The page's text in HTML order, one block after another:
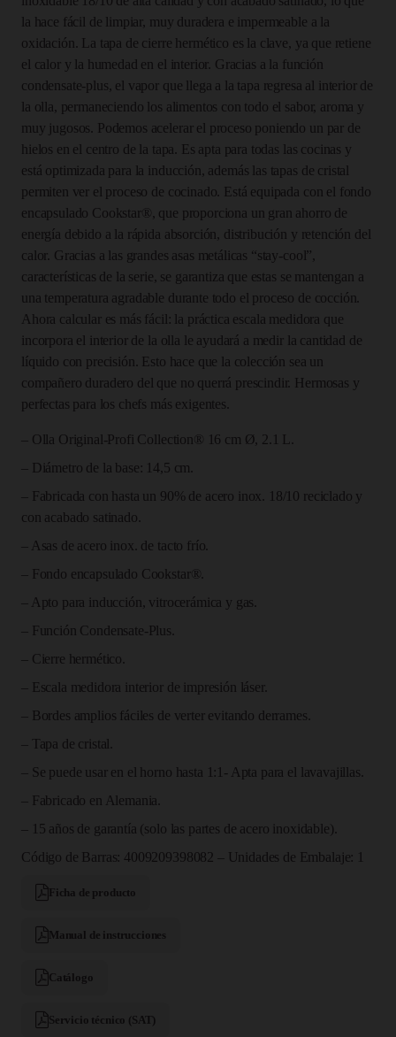
2,1 L
TAPA
DE
CRISTAL
|
FISSLER
cantidad
la hace fácil de limpiar, muy duradera e impermeable a la
oxidación. La tapa de cierre hermético es la clave, ya que retiene
el calor y la humedad en el interior. Gracias a la función
condensate-plus, el vapor que llega a la tapa regresa al interior de
la olla, permaneciendo los alimentos con todo el sabor, aroma y
muy jugosos. Podemos acelerar el proceso poniendo un par de
hielos en el centro de la tapa. Es apta para todas las cocinas y
está optimizada para la inducción, además las tapas de cristal
permiten ver el proceso de cocinado. Está equipada con el fondo
encapsulado Cookstar®, que proporciona un gran ahorro de
energía debido a la rápida absorción, distribución y retención del
calor. Gracias a las grandes asas metálicas “stay-cool”,
características de la serie, se garantiza que estas se mantengan a
una temperatura agradable durante todo el proceso de cocción.
Ahora calcular es más fácil: la práctica escala medidora que
incorpora el interior de la olla le ayudará a medir la cantidad de
líquido con precisión. Esto hace que la colección sea un
compañero duradero del que no querrá prescindir. Hermosas y
perfectas para los chefs más exigentes.
– Olla Original-Profi Collection® 16 cm Ø, 2.1 L.
– Diámetro de la base: 14,5 cm.
– Fabricada con hasta un 90% de acero inox. 18/10 reciclado y
con acabado satinado.
– Asas de acero inox. de tacto frío.
– Fondo encapsulado Cookstar®.
– Apto para inducción, vitrocerámica y gas.
– Función Condensate-Plus.
– Cierre hermético.
– Escala medidora interior de impresión láser.
– Bordes amplios fáciles de verter evitando derrames.
– Tapa de cristal.
– Se puede usar en el horno hasta 1:1- Apta para el lavavajillas.
– Fabricado en Alemania.
– 15 años de garantía (solo las partes de acero inoxidable).
Código de Barras: 4009209398082 – Unidades de Embalaje: 1
Ficha de producto
Manual de instrucciones
Catálogo
Servicio técnico (SAT)